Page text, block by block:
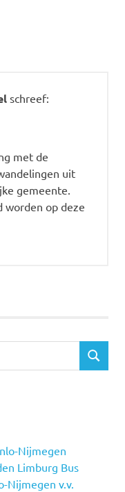
schreef:
met de
uit
gemeente.
worden op deze
Z
Nijmegen
Limburg Bus
Nijmegen v.v.